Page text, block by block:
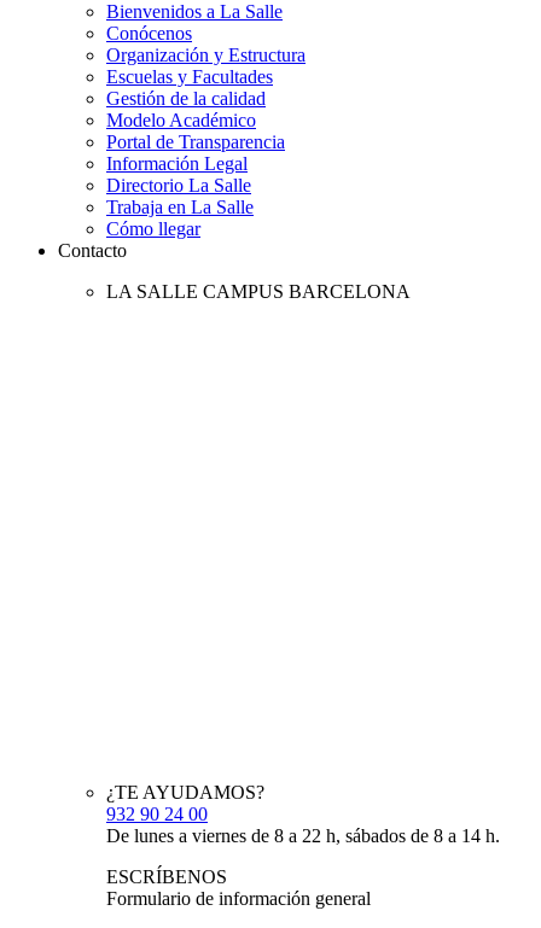
Bienvenidos a La Salle
Conócenos
Organización y Estructura
Escuelas y Facultades
Gestión de la calidad
Modelo Académico
Portal de Transparencia
Información Legal
Directorio La Salle
Trabaja en La Salle
Cómo llegar
Contacto
LA SALLE CAMPUS BARCELONA
¿TE AYUDAMOS?
932 90 24 00
De lunes a viernes de 8 a 22 h, sábados de 8 a 14 h.
ESCRÍBENOS
Formulario de información general